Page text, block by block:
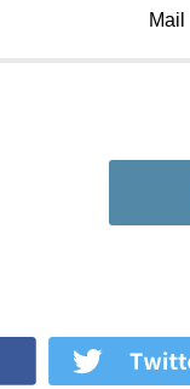
Mail